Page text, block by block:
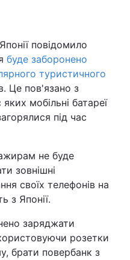
Політика
Світ
Наука
Інциденти
Погода
Регіони
повідомило
буде заборонено
туристичного
Це пов'язано з
мобільні батареї
під час
не буде
зовнішні
своїх телефонів на
з Японії.
заряджати
розетки
брати повербанк з